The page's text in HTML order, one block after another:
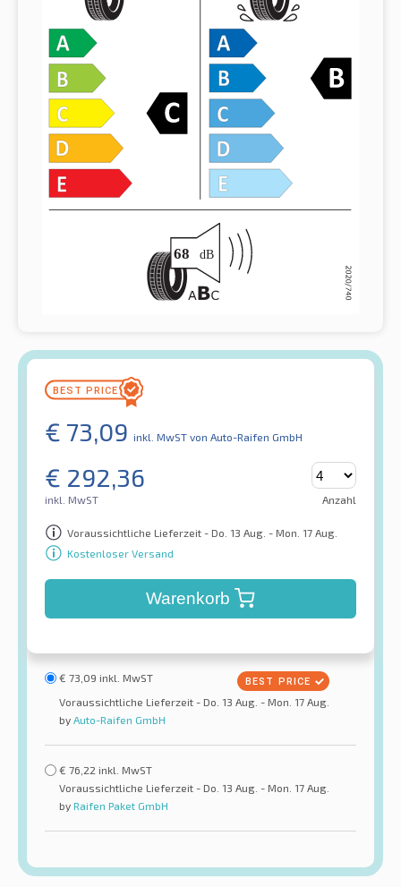
€ 73,09 inkl. MwST von Auto-Raifen GmbH
€ 292,36
inkl. MwST Anzahl
Voraussichtliche Lieferzeit - Do. 13 Aug. - Mon. 17 Aug.
Kostenloser Versand
Warenkorb
€ 73,09 inkl. MwST
Voraussichtliche Lieferzeit - Do. 13 Aug. - Mon. 17 Aug.
by Auto-Raifen GmbH
€ 76,22 inkl. MwST
Voraussichtliche Lieferzeit - Do. 13 Aug. - Mon. 17 Aug.
by Raifen Paket GmbH